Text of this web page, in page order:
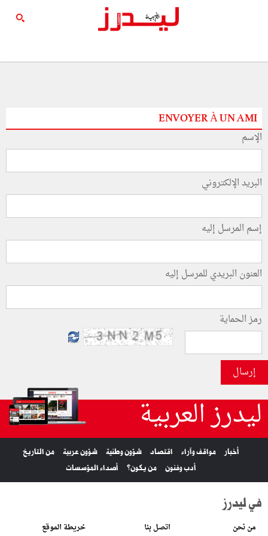
ENVOYER À UN AMI
الإسم
البريد الإلكتروني
إسم المرسل إليه
العنون البريدي للمرسل إليه
رمز الحماية
إرسال
ليدرز العربية
أخبار مواقف وآراء اقتصاد شؤون وطنية شؤون عربية
من التاريخ
أدب وفنون
من يكون؟ أصداء المؤسسات
في ليدرز
من نحن اتصل بنا خريطة الموقع